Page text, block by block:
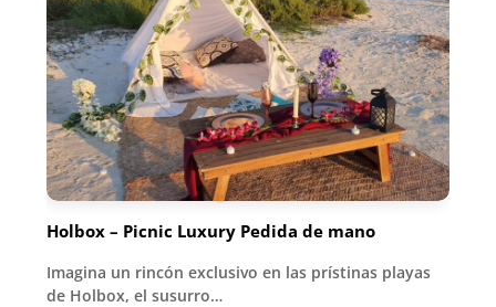
Holbox – Picnic Luxury Pedida de mano
Imagina un rincón exclusivo en las prístinas playas
de Holbox, el susurro…